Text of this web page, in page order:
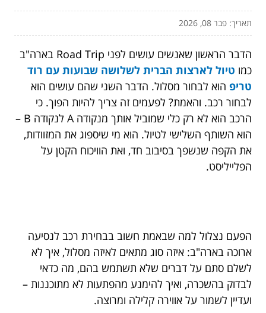
תאריך: פבר 08, 2026
הדבר הראשון שאנשים עושים לפני Road Trip בארה"ב
כמו טיול לארצות הברית לשלושה שבועות עם רוד
טריפ הוא לבחור מסלול. הדבר השני שהם עושים הוא
לבחור רכב. והאמת? לפעמים זה צריך להיות הפוך. כי
הרכב הוא לא רק כלי שמוביל אותך מנקודה A לנקודה B –
הוא השותף השלישי לטיול. הוא מי שיספוג את המזוודות,
את הקפה שנשפך בסיבוב חד, ואת הוויכוח הקטן על
הפלייליסט.
הפעם נצלול למה שבאמת חשוב בבחירת רכב לנסיעה
ארוכה בארה"ב: איזה סוג מתאים לאיזה מסלול, איך לא
לשלם סתם על דברים שלא תשתמש בהם, מה כדאי
לבדוק בהשכרה, ואיך להימנע מהפתעות לא מתוכננות –
ועדיין לשמור על אווירה קלילה ומרוצה.